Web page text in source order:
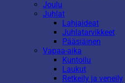
Joulu
Juhlat
Lahjaideat
Juhlatarvikkeet
Pääsiäinen
Vapaa-aika
Kuntoilu
Laukut
Retkeily ja veneily